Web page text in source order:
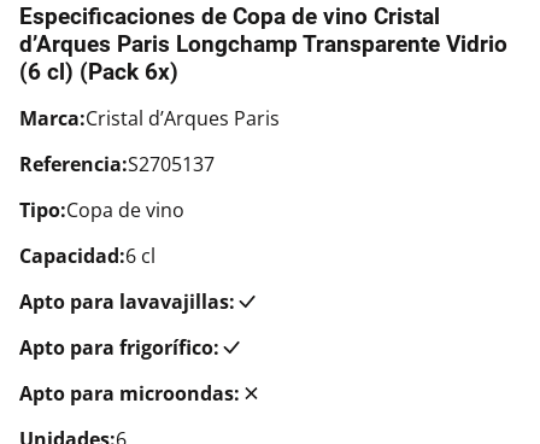
Especificaciones de Copa de vino Cristal
d’Arques Paris Longchamp Transparente Vidrio
(6 cl) (Pack 6x)
Marca:Cristal d’Arques Paris
Referencia:S2705137
Tipo:Copa de vino
Capacidad:6 cl
Apto para lavavajillas:
Apto para frigorífico:
Apto para microondas:
Unidades:6